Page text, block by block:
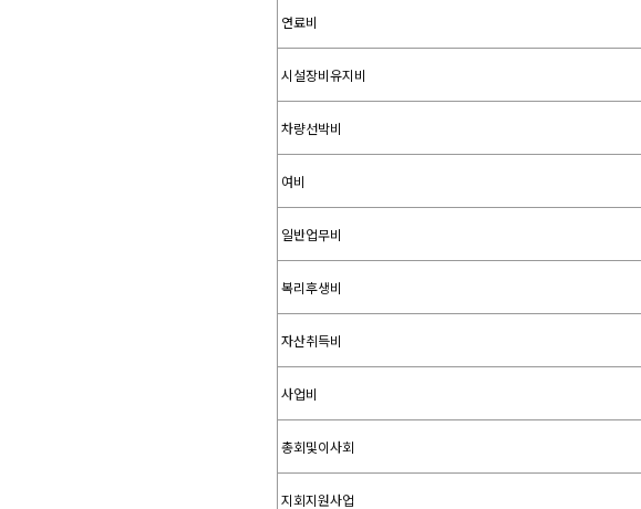
연료비
시설장비유지비
차량선박비
여비
일반업무비
복리후생비
자산취득비
사업비
총회및이사회
지회지원사업